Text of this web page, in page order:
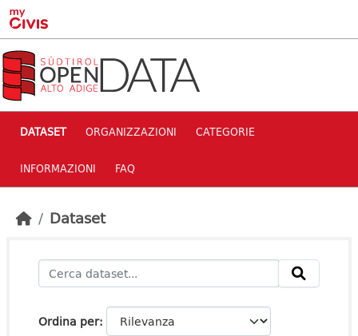
Skip to main content
DATASET ORGANIZZAZIONI CATEGORIE
INFORMAZIONI FAQ
Dataset
Ordina per